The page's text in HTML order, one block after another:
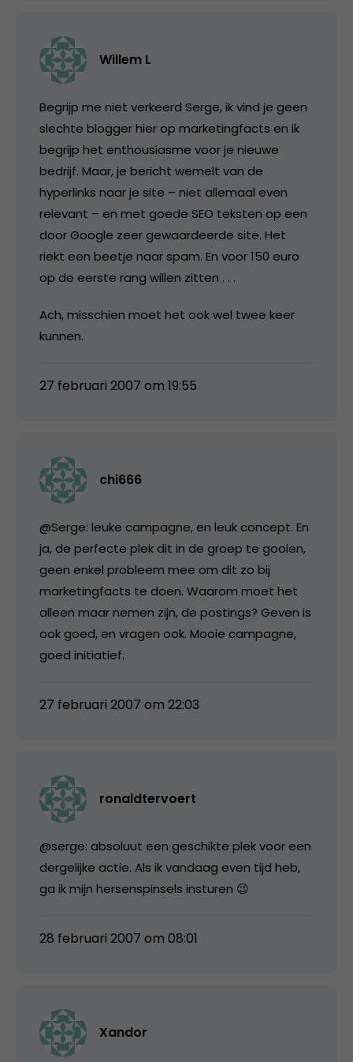
Willem L
Begrijp me niet verkeerd Serge, ik vind je geen
slechte blogger hier op marketingfacts en ik
begrijp het enthousiasme voor je nieuwe
bedrijf. Maar, je bericht wemelt van de
hyperlinks naar je site – niet allemaal even
relevant – en met goede SEO teksten op een
door Google zeer gewaardeerde site. Het
riekt een beetje naar spam. En voor 150 euro
op de eerste rang willen zitten . . .
Ach, misschien moet het ook wel twee keer
kunnen.
27 februari 2007 om 19:55
chi666
@Serge: leuke campagne, en leuk concept. En
ja, de perfecte plek dit in de groep te gooien,
geen enkel probleem mee om dit zo bij
marketingfacts te doen. Waarom moet het
alleen maar nemen zijn, de postings? Geven is
ook goed, en vragen ook. Mooie campagne,
goed initiatief.
27 februari 2007 om 22:03
ronaldtervoert
@serge: absoluut een geschikte plek voor een
dergelijke actie. Als ik vandaag even tijd heb,
ga ik mijn hersenspinsels insturen 😉
28 februari 2007 om 08:01
Xandor